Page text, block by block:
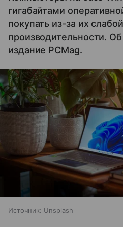
гигабайтами
покупать из-за их слабой
производительности.
издание PCMag.
Источник: Unsplash